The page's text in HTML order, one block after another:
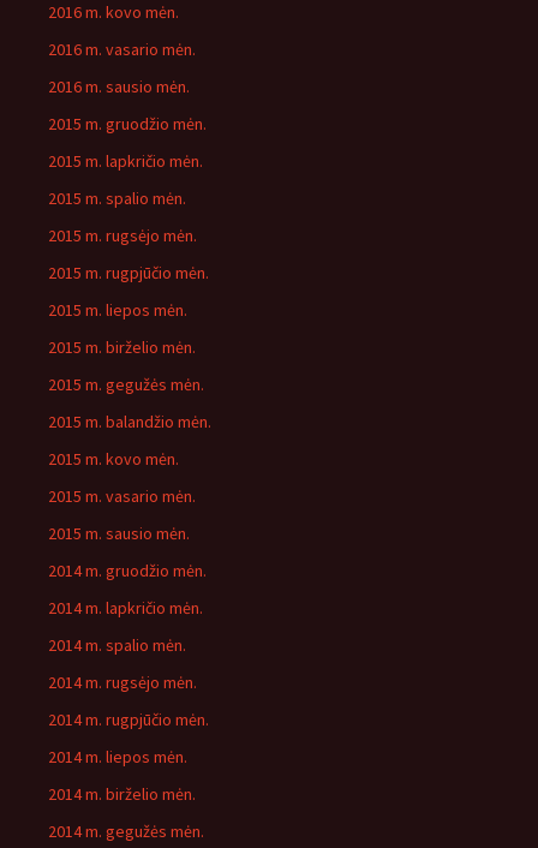
2016 m. kovo mėn.
2016 m. vasario mėn.
2016 m. sausio mėn.
2015 m. gruodžio mėn.
2015 m. lapkričio mėn.
2015 m. spalio mėn.
2015 m. rugsėjo mėn.
2015 m. rugpjūčio mėn.
2015 m. liepos mėn.
2015 m. birželio mėn.
2015 m. gegužės mėn.
2015 m. balandžio mėn.
2015 m. kovo mėn.
2015 m. vasario mėn.
2015 m. sausio mėn.
2014 m. gruodžio mėn.
2014 m. lapkričio mėn.
2014 m. spalio mėn.
2014 m. rugsėjo mėn.
2014 m. rugpjūčio mėn.
2014 m. liepos mėn.
2014 m. birželio mėn.
2014 m. gegužės mėn.